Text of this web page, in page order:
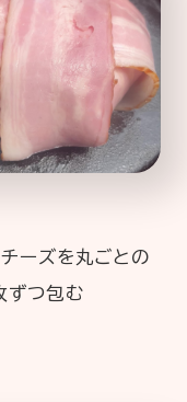
ーズを丸ごとの
ずつ包む